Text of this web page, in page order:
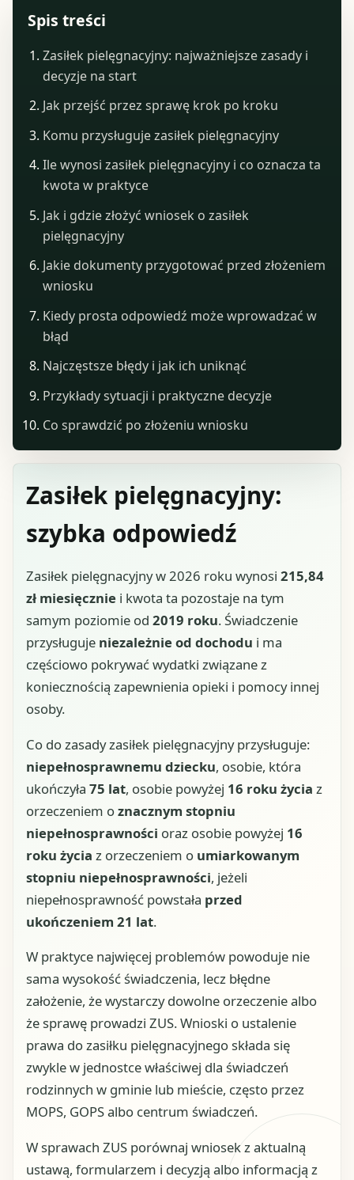
Zasiłek pielęgnacyjny:
szybka odpowiedź
Zasiłek pielęgnacyjny w 2026 roku wynosi 215,84
zł miesięcznie i kwota ta pozostaje na tym
samym poziomie od 2019 roku. Świadczenie
przysługuje niezależnie od dochodu i ma
częściowo pokrywać wydatki związane z
koniecznością zapewnienia opieki i pomocy innej
osoby.
Co do zasady zasiłek pielęgnacyjny przysługuje:
niepełnosprawnemu dziecku, osobie, która
ukończyła 75 lat, osobie powyżej 16 roku życia z
orzeczeniem oznacznym stopniu
niepełnosprawności oraz osobie powyżej 16
roku życia z orzeczeniem o umiarkowanym
stopniu niepełnosprawności, jeżeli
niepełnosprawność powstała przed
ukończeniem 21 lat.
W praktyce najwięcej problemów powoduje nie
sama wysokość świadczenia, lecz błędne
założenie, że wystarczy dowolne orzeczenie albo
że sprawę prowadzi ZUS. Wnioski o ustalenie
prawa do zasiłku pielęgnacyjnego składa się
zwykle w jednostce właściwej dla świadczeń
rodzinnych w gminie lub mieście, często przez
MOPS, GOPS albo centrum świadczeń.
W sprawach ZUS porównaj wniosek z aktualną
ustawą, formularzem i decyzją albo informacją z
Spis treści
Zasiłek pielęgnacyjny: najważniejsze zasady i
decyzje na start
Jak przejść przez sprawę krok po kroku
Komu przysługuje zasiłek pielęgnacyjny
Ile wynosi zasiłek pielęgnacyjny i co oznacza ta
kwota w praktyce
Jak i gdzie złożyć wniosek o zasiłek
pielęgnacyjny
Jakie dokumenty przygotować przed złożeniem
wniosku
Kiedy prosta odpowiedź może wprowadzać w
błąd
Najczęstsze błędy i jak ich uniknąć
Przykłady sytuacji i praktyczne decyzje
Co sprawdzić po złożeniu wniosku